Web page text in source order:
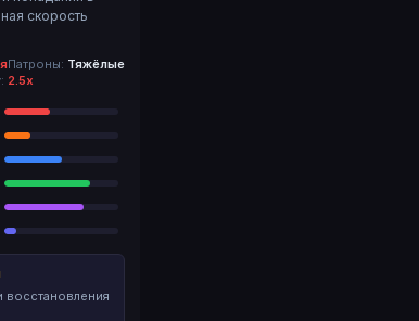
скорость
Патроны: Тяжёлые
2.5х
восстановления